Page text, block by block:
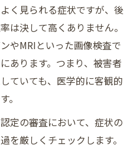
く見られる症状ですが、後
は決して高くありません。
やMRIといった画像検査で
あります。つまり、被害者
ていても、医学的に客観的
。
定の審査において、症状の
を厳しくチェックします。